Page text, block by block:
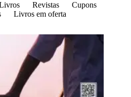
Revistas
Cupons
Livros em oferta